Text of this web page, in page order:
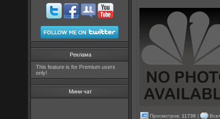
Реклама
This feature is for Premium users
only!
Мини чат
Просмотров: 11736 |